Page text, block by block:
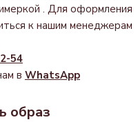
. Для оформления
к нашим менеджерам
54
в WhatsApp
образ